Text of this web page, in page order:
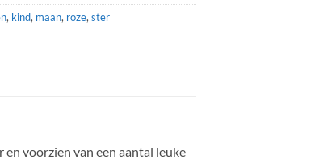
, kind, maan, roze,ster
voorzien van een aantal leuke